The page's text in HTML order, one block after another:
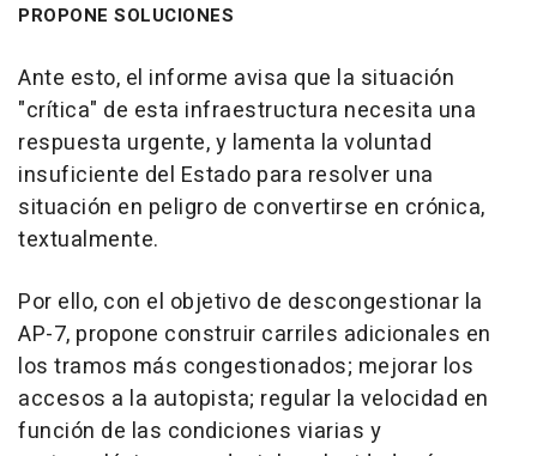
PROPONE SOLUCIONES
Ante esto, el informe avisa que la situación
"crítica" de esta infraestructura necesita una
respuesta urgente, y lamenta la voluntad
insuficiente del Estado para resolver una
situación en peligro de convertirse en crónica,
textualmente.
Por ello, con el objetivo de descongestionar la
AP-7, propone construir carriles adicionales en
los tramos más congestionados; mejorar los
accesos a la autopista; regular la velocidad en
función de las condiciones viarias y